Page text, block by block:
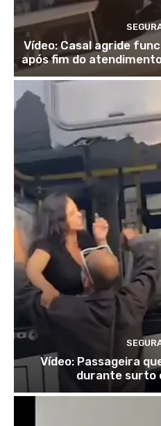
Vídeo: Casal agride
após fim do
Vídeo: Passageira
durante surto